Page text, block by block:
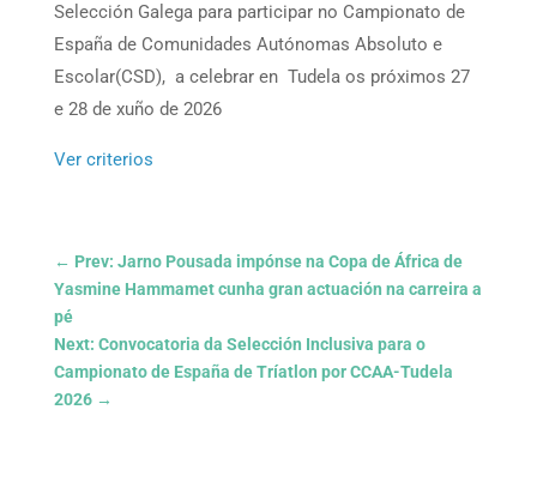
Selección Galega para participar no Campionato de
España de Comunidades Autónomas Absoluto e
Escolar(CSD), a celebrar en Tudela os próximos 27
e 28 de xuño de 2026
Ver criterios
← Prev: Jarno Pousada impónse na Copa de África de
Yasmine Hammamet cunha gran actuación na carreira a
pé
Next: Convocatoria da Selección Inclusiva para o
Campionato de España de Tríatlon por CCAA-Tudela
2026→